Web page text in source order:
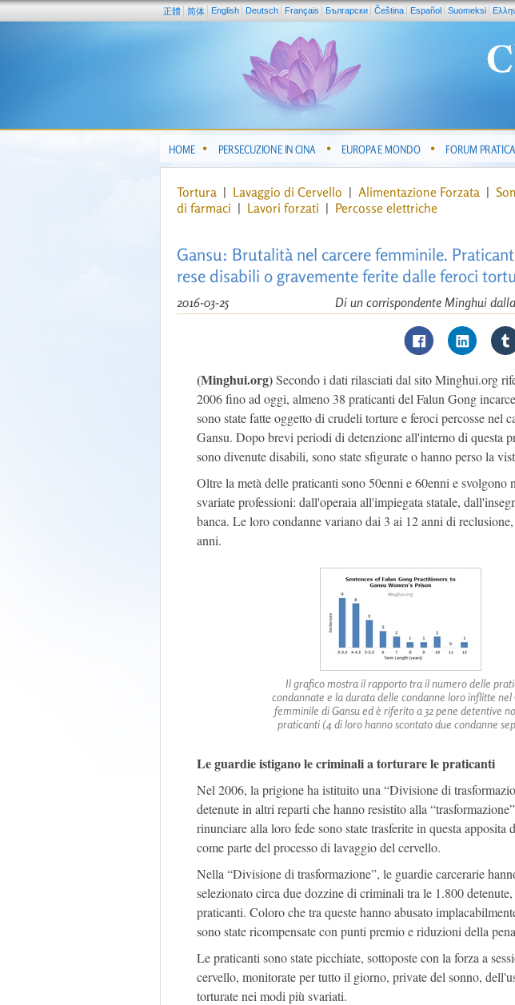
正體 简体 English Deutsch Français Български Čeština Español Suomeksi
HOME PERSECUZIONE IN CINA EUROPA E MONDO FORUM
Tortura | Lavaggio di Cervello | Alimentazione Forzata |
di farmaci | Lavori forzati | Percosse elettriche
Gansu: Brutalità nel carcere femminile.
rese disabili o gravemente ferite dalle feroci
Di un corrispondente Minghui
2016-03-25
(Minghui.org)Secondo i dati rilasciati dal sito Minghui.org
2006 fino ad oggi, almeno 38 praticanti del Falun Gong
sono state fatte oggetto di crudeli torture e feroci percosse nel
Gansu. Dopo brevi periodi di detenzione all'interno di questa
sono divenute disabili, sono state sfigurate o hanno perso la
Oltre la metà delle praticanti sono 50enni e 60enni e svolgono
svariate professioni: dall'operaia all'impiegata statale,
banca. Le loro condanne variano dai 3 ai 12 anni di
anni.
Il grafico mostra il rapporto tra il numero delle
condannate e la durata delle condanne loro inflitte nel
femminile di Gansu ed è riferito a 32 pene detentive
praticanti (4 di loro hanno scontato due condanne
Le guardie istigano le criminali a torturare le praticanti
Nel 2006, la prigione ha istituito una “Divisione di
detenute in altri reparti che hanno resistito alla
rinunciare alla loro fede sono state trasferite in questa apposita
come parte del processo di lavaggio del cervello.
Nella “Divisione di trasformazione”, le guardie carcerarie
selezionato circa due dozzine di criminali tra le 1.800
praticanti. Coloro che tra queste hanno abusato
sono state ricompensate con punti premio e riduzioni della
Le praticanti sono state picchiate, sottoposte con la forza a
cervello, monitorate per tutto il giorno, private del sonno,
torturate nei modi più svariati.